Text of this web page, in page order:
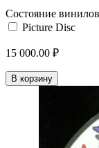
Состояние
Picture Disc
15 000.00 ₽
В корзину